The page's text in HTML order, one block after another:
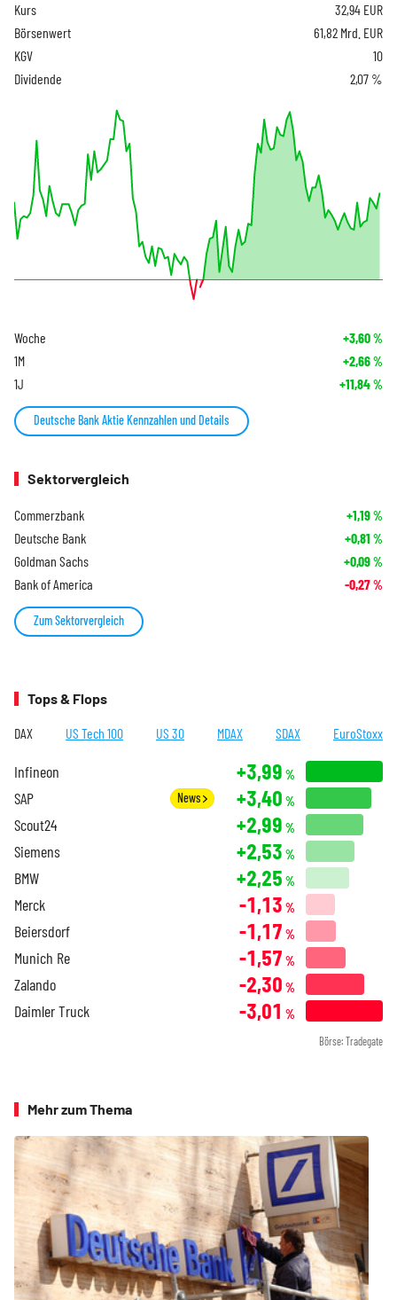
Kurs 32,94 EUR
Börsenwert
61,82 Mrd. EUR
KGV
10
Dividende
2,07 %
Woche +3,60%
1M +2,66%
1J +11,84%
Deutsche Bank Aktie Kennzahlen und Details
Sektorvergleich
Commerzbank +1,19%
Deutsche Bank +0,81 %
Goldman Sachs +0,09%
Bank of America -0,27%
Zum Sektorvergleich
Tops & Flops
DAX US Tech 100 US 30 MDAX SDAX EuroStoxx
Infineon +3,99 %
SAP News +3,40 %
Scout24 +2,99 %
Siemens +2,53 %
BMW +2,25 %
Merck -1,13 %
Beiersdorf -1,17 %
Munich Re -1,57 %
Zalando -2,30 %
Daimler Truck -3,01 %
Börse: Tradegate
Mehr zum Thema